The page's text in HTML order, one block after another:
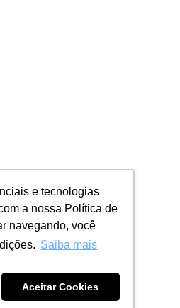
e tecnologias
a nossa Política de
navegando, você
Saiba mais
Aceitar Cookies